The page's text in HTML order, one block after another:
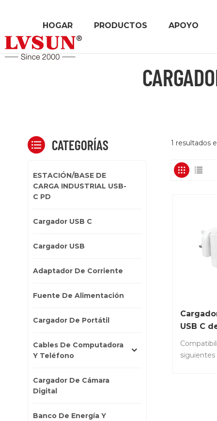
HOGAR PRODUCTOS APOYO
1 resultados
USB C
siguientes
CATEGORÍAS
ESTACIÓN/BASE DE
CARGA INDUSTRIAL USB-
C PD
Cargador USB C
Cargador USB
Adaptador De Corriente
Fuente De Alimentación
Cargador De Portátil
Cables De Computadora
Y Teléfono
Cargador De Cámara
Digital
Banco De Energía Y